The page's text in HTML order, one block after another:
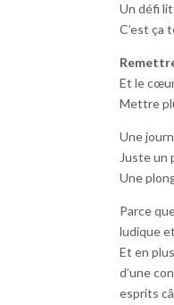
Un défi
C’est ça
Et le
Mettre
Une
Juste un
Une
Parce
ludique
Et en
d’une
esprits